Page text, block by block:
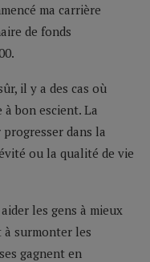
ma carrière
de fonds
il y a des cas où
bon escient. La
dans la
ou la qualité de vie
les gens à mieux
à surmonter les
gagnent en